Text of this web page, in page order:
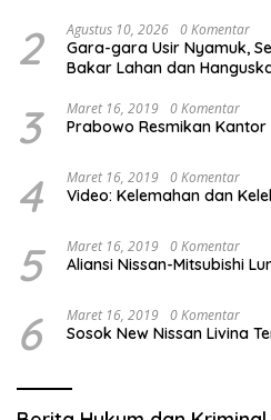
2 Agustus 10, 2026 0 Komentar
Gara-gara Usir Nyamuk,
Bakar Lahan dan
3 Maret 16, 2019 0 Komentar
Prabowo Resmikan Kantor
4 Maret 16, 2019 0 Komentar
Video: Kelemahan dan
5 Maret 16, 2019 0 Komentar
Aliansi Nissan-Mitsubishi
6 Maret 16, 2019 0 Komentar
Sosok New Nissan Livina